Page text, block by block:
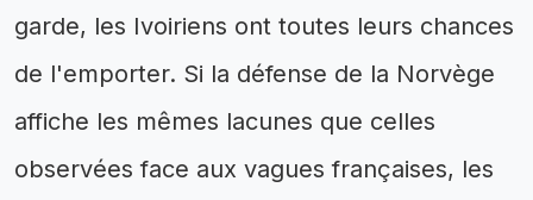
garde, les Ivoiriens ont toutes leurs chances
de l'emporter. Si la défense de la Norvège
affiche les mêmes lacunes que celles
observées face aux vagues françaises, les